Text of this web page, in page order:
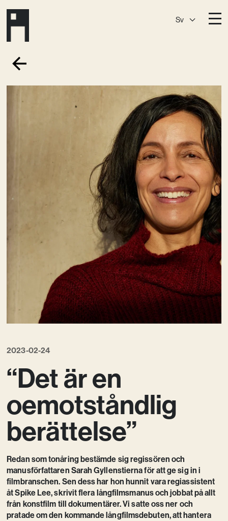
Sv
A House
A HouseSlaktis
Slussen
Community
Kreativ utveckling
2023-02-24
“Det är en
oemotståndlig
berättelse”
Redan som tonåring bestämde sig regissören och
manusförfattaren Sarah Gyllenstierna för att ge sig in i
filmbranschen. Sen dess har hon hunnit vara regiassistent
åt Spike Lee, skrivit flera långfilmsmanus och jobbat på allt
från konstfilm till dokumentärer. Vi satte oss ner och
pratade om den kommande långfilmsdebuten, att hantera